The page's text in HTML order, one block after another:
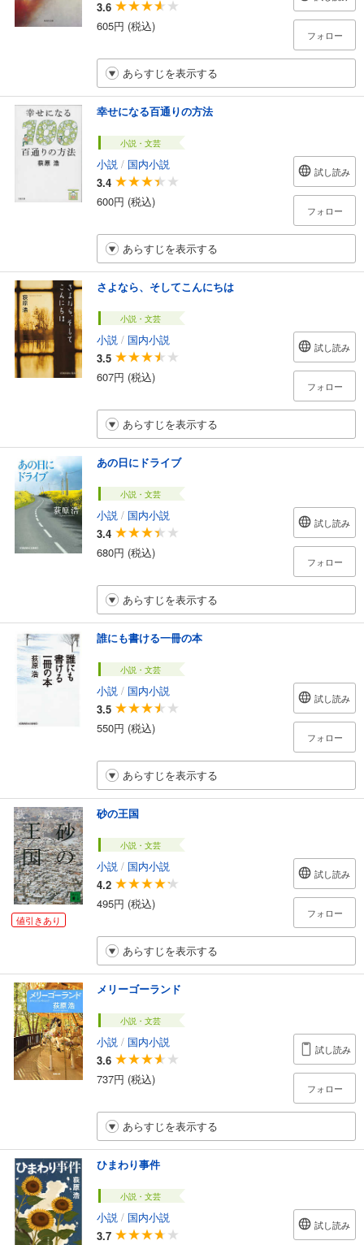
3.6
605円 (税込)
フォロー
あらすじを表示する
幸せになる百通りの方法
小説・文芸
小説 / 国内小説
3.4
600円 (税込)
試し読み
フォロー
あらすじを表示する
さよなら、そしてこんにちは
小説・文芸
小説 / 国内小説
3.5
607円 (税込)
試し読み
フォロー
あらすじを表示する
あの日にドライブ
小説・文芸
小説 / 国内小説
3.4
680円 (税込)
試し読み
フォロー
あらすじを表示する
誰にも書ける一冊の本
小説・文芸
小説 / 国内小説
3.5
550円 (税込)
試し読み
フォロー
あらすじを表示する
値引きあり
砂の王国
小説・文芸
小説 / 国内小説
4.2
495円 (税込)
試し読み
フォロー
あらすじを表示する
メリーゴーランド
小説・文芸
小説 / 国内小説
3.6
737円 (税込)
試し読み
フォロー
あらすじを表示する
ひまわり事件
小説・文芸
小説 / 国内小説
3.7
試し読み